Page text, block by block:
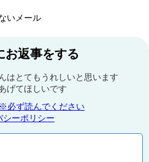
いメール
お返事をする
はとてもうれしいと思います
げてほしいです
必ず読んでください
シーポリシー